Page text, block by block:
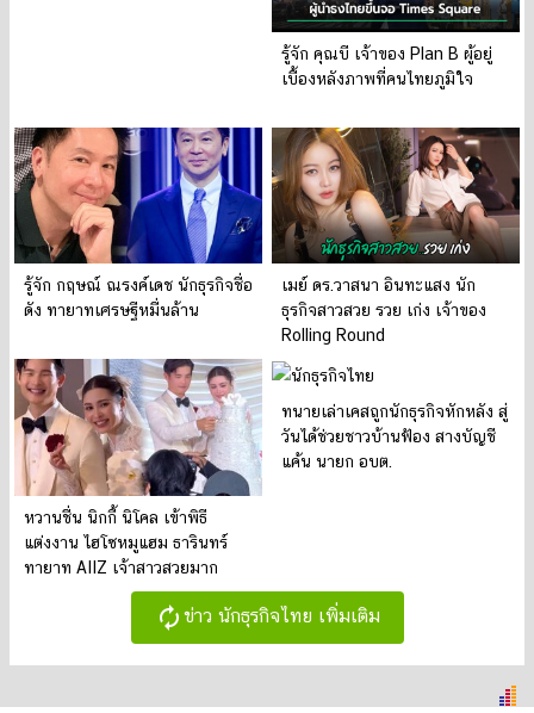
รู้จัก คุณบี เจ้าของ Plan B ผู้อยู่
เบื้องหลังภาพที่คนไทยภูมิใจ
รู้จัก กฤษณ์ ณรงค์เดช นักธุรกิจชื่อ
ดัง ทายาทเศรษฐีหมื่นล้าน
เมย์ ดร.วาสนา อินทะแสง นัก
ธุรกิจสาวสวย รวย เก่ง เจ้าของ
Rolling Round
หวานชื่น นิกกี้ นิโคล เข้าพิธี
แต่งงาน ไฮโซหมูแฮม ธารินทร์
ทายาท AIIZ เจ้าสาวสวยมาก
ทนายเล่าเคสถูกนักธุรกิจหักหลัง สู่
วันได้ช่วยชาวบ้านฟ้อง สางบัญชี
แค้น นายก อบต.
autorenew ข่าว นักธุรกิจไทย เพิ่มเติม